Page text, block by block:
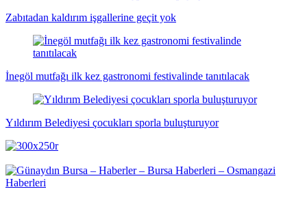
Zabıtadan kaldırım işgallerine geçit yok
İnegöl mutfağı ilk kez gastronomi festivalinde tanıtılacak
Yıldırım Belediyesi çocukları sporla buluşturuyor